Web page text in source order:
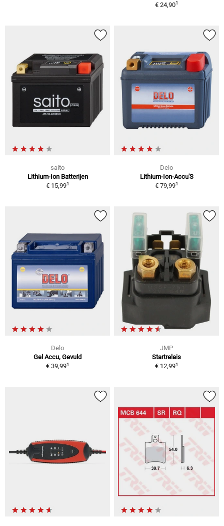
€ 24,901
saito
Lithium-Ion Batterijen
€ 15,991
Delo
Lithium-Ion-Accu'S
€ 79,991
Delo
Gel Accu, Gevuld
€ 39,991
JMP
Startrelais
€ 12,991